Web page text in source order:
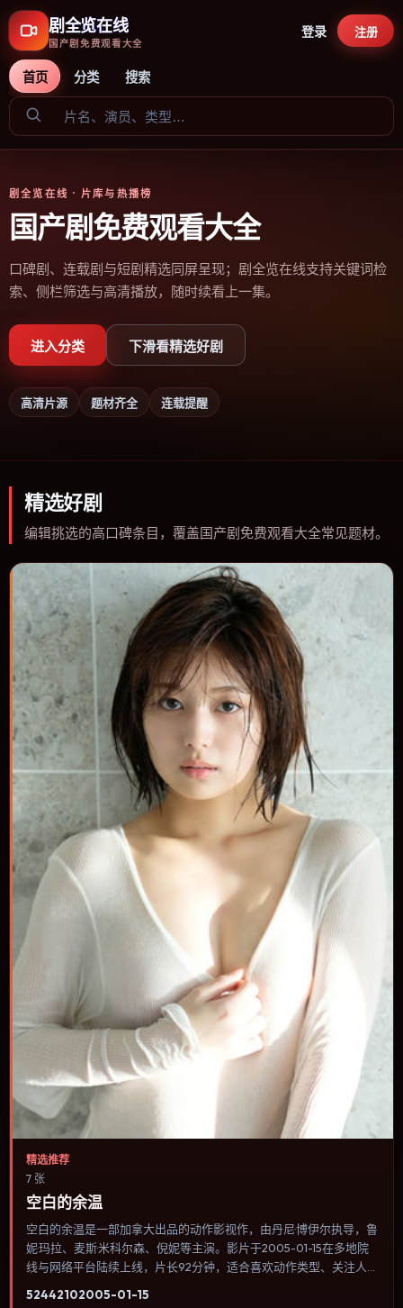
剧全览在线
国产剧免费观看大全
首页 分类 搜索
登录 注册
剧全览在线 · 片库与热播榜
国产剧免费观看大全
口碑剧、连载剧与短剧精选同屏呈现；剧全览在线支持关键词检
索、侧栏筛选与高清播放，随时续看上一集。
进入分类 下滑看精选好剧
高清片源 题材齐全 连载提醒
精选好剧
编辑挑选的高口碑条目，覆盖国产剧免费观看大全常见题材。
精选推荐
7 张
空白的余温
空白的余温是一部加拿大出品的动作影视作，由丹尼·博伊尔执导，鲁
妮·玛拉、麦斯·米科尔森、倪妮等主演。影片于2005-01-15在多地院
线与网络平台陆续上线，片长92分钟，适合喜欢动作类型、关注人物
52442102005-01-15